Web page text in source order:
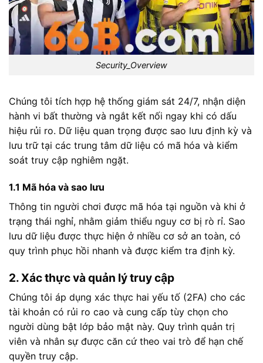
Security_Overview
Chúng tôi tích hợp hệ thống giám sát 24/7, nhận diện
hành vi bất thường và ngắt kết nối ngay khi có dấu
hiệu rủi ro. Dữ liệu quan trọng được sao lưu định kỳ và
lưu trữ tại các trung tâm dữ liệu có mã hóa và kiểm
soát truy cập nghiêm ngặt.
1.1 Mã hóa và sao lưu
Thông tin người chơi được mã hóa tại nguồn và khi ở
trạng thái nghỉ, nhằm giảm thiểu nguy cơ bị rò rỉ. Sao
lưu dữ liệu được thực hiện ở nhiều cơ sở an toàn, có
quy trình phục hồi nhanh và được kiểm tra định kỳ.
2. Xác thực và quản lý truy cập
Chúng tôi áp dụng xác thực hai yếu tố (2FA) cho các
tài khoản có rủi ro cao và cung cấp tùy chọn cho
người dùng bật lớp bảo mật này. Quy trình quản trị
viên và nhân sự được căn cứ theo vai trò để hạn chế
quyền truy cập.